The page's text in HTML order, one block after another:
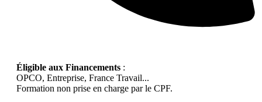
Éligible aux Financements :
OPCO, Entreprise, France Travail...
Formation non prise en charge par le CPF.